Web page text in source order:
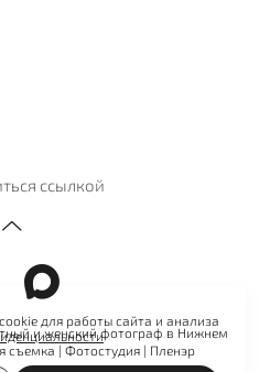
ссылкой
и женский фотограф в Нижнем
съемка | Фотостудия | Пленэр
для работы сайта и анализа